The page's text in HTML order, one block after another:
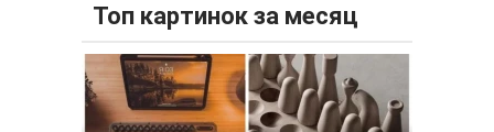
Топ картинок за месяц